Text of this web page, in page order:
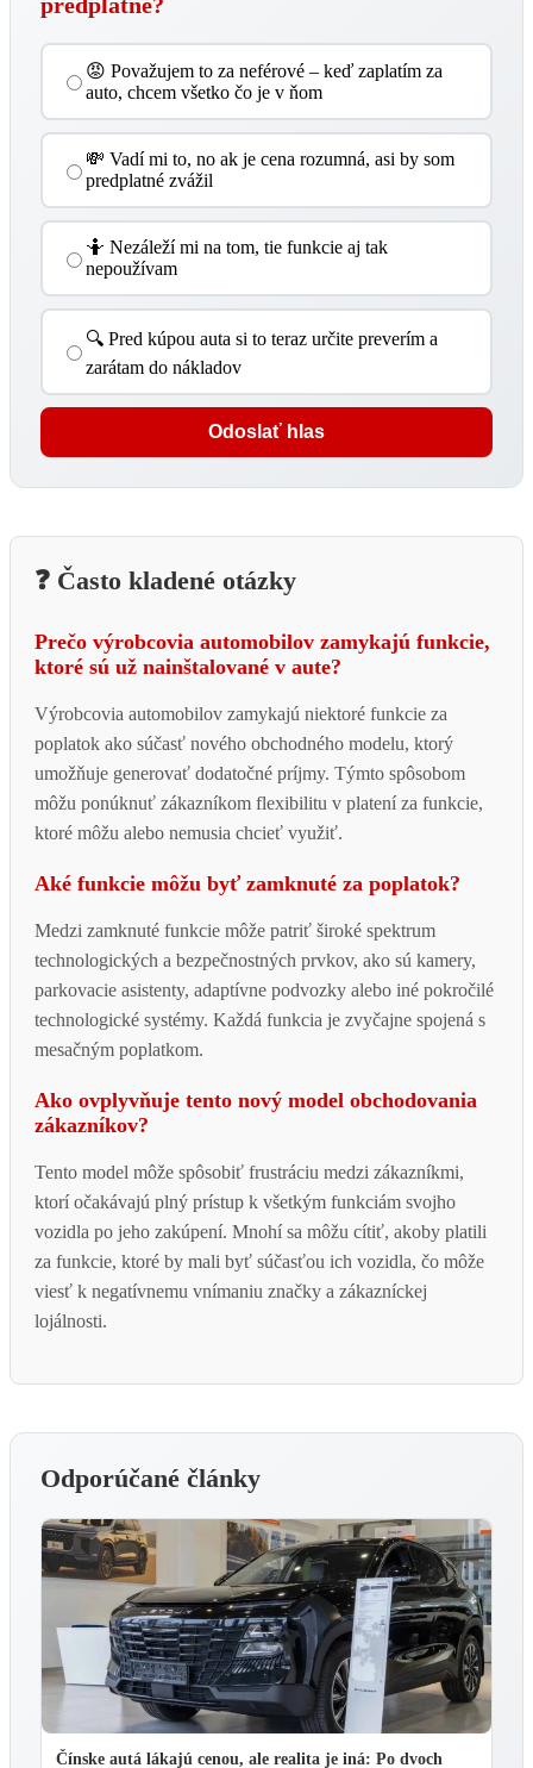
😡 Považujem to za neférové – keď zaplatím za
auto, chcem všetko čo je v ňom
💸 Vadí mi to, no ak je cena rozumná, asi by som
predplatné zvážil
🤷 Nezáleží mi na tom, tie funkcie aj tak
nepoužívam
🔍 Pred kúpou auta si to teraz určite preverím a
zarátam do nákladov
Odoslať hlas
❓ Často kladené otázky
Prečo výrobcovia automobilov zamykajú funkcie,
ktoré sú už nainštalované v aute?
Výrobcovia automobilov zamykajú niektoré funkcie za
poplatok ako súčasť nového obchodného modelu, ktorý
umožňuje generovať dodatočné príjmy. Týmto spôsobom
môžu ponúknuť zákazníkom flexibilitu v platení za funkcie,
ktoré môžu alebo nemusia chcieť využiť.
Aké funkcie môžu byť zamknuté za poplatok?
Medzi zamknuté funkcie môže patriť široké spektrum
technologických a bezpečnostných prvkov, ako sú kamery,
parkovacie asistenty, adaptívne podvozky alebo iné pokročilé
technologické systémy. Každá funkcia je zvyčajne spojená s
mesačným poplatkom.
Ako ovplyvňuje tento nový model obchodovania
zákazníkov?
Tento model môže spôsobiť frustráciu medzi zákazníkmi,
ktorí očakávajú plný prístup k všetkým funkciám svojho
vozidla po jeho zakúpení. Mnohí sa môžu cítiť, akoby platili
za funkcie, ktoré by mali byť súčasťou ich vozidla, čo môže
viesť k negatívnemu vnímaniu značky a zákazníckej
lojálnosti.
Odporúčané články
Čínske autá lákajú cenou, ale realita je iná: Po dvoch